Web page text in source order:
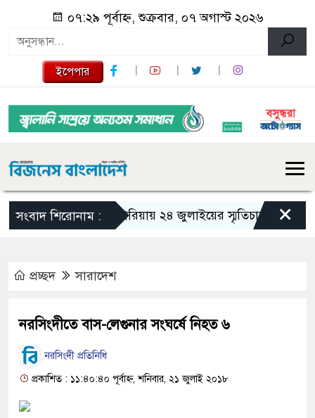
০৭:২৯ পূর্বাহ্ন, শুক্রবার, ০৭ অগাস্ট ২০২৬
ইপেপার
সংবাদ শিরোনাম :গজারিয়ায় ২৪ জুলাইয়ের স্মৃতিচারণ: গুমের×
প্রচ্ছদ সারাদেশ
নরসিংদীতে বাস-লেগুনার সংঘর্ষে নিহত ৬
নরসিংদী প্রতিনিধি
প্রকাশিত : ১১:৪০:৪০ পূর্বাহ্ন, শনিবার, ২১ জুলাই ২০১৮